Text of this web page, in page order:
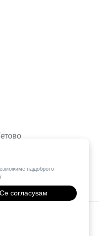
најдоброто
Се согласувам +